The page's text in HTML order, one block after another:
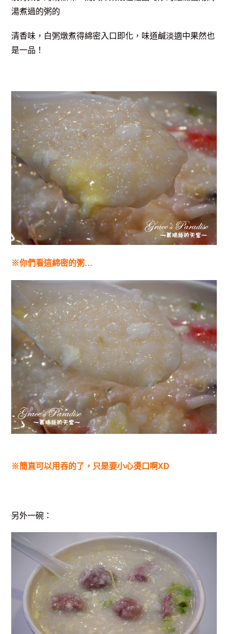
湯煮過的粥的
清香味，白粥燉煮得綿密入口即化，味道鹹淡適中果然也
是一品！
※你們看這綿密的粥…
※簡直可以用吞的了，只是要小心燙口啊XD
另外一碗：